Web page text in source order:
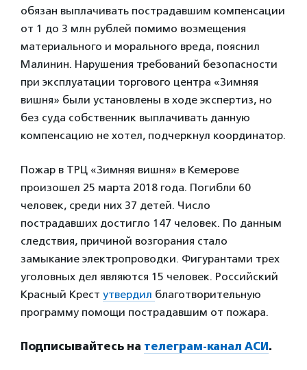
обязан выплачивать пострадавшим компенсации
от 1 до 3 млн рублей помимо возмещения
материального и морального вреда, пояснил
Малинин. Нарушения требований безопасности
при эксплуатации торгового центра «Зимняя
вишня» были установлены в ходе экспертиз, но
без суда собственник выплачивать данную
компенсацию не хотел, подчеркнул координатор.
Пожар в ТРЦ «Зимняя вишня» в Кемерове
произошел 25 марта 2018 года. Погибли 60
человек, среди них 37 детей. Число
пострадавших достигло 147 человек. По данным
следствия, причиной возгорания стало
замыкание электропроводки. Фигурантами трех
уголовных дел являются 15 человек. Российский
Красный Крест утвердил благотворительную
программу помощи пострадавшим от пожара.
Подписывайтесь на телеграм-канал АСИ.